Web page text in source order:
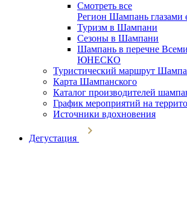
Смотреть все
Регион Шампань глазами
Туризм в Шампани
Сезоны в Шампани
Шампань в перечне
ЮНЕСКО
Туристический маршрут
Карта Шампанского
Каталог производителей
График мероприятий на
Источники вдохновения
Дегустация